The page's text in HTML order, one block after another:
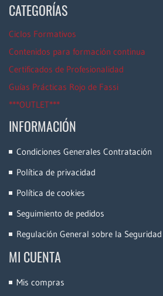
CATEGORÍAS
Ciclos Formativos
Contenidos para formación continua
Certificados de Profesionalidad
Guías Prácticas Rojo de Fassi
***OUTLET***
INFORMACIÓN
Condiciones Generales Contratación
Política de privacidad
Política de cookies
Seguimiento de pedidos
Regulación General sobre la
MI CUENTA
Mis compras